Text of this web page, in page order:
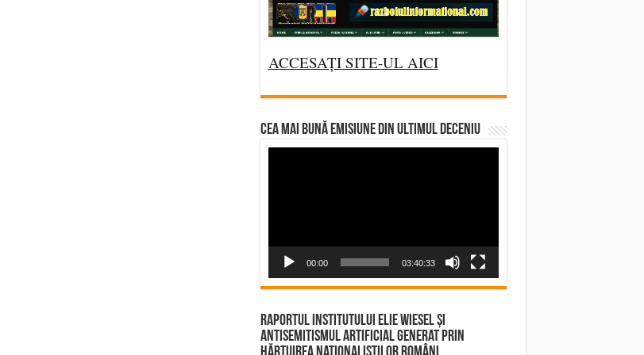
ACCESAȚI SITE-UL AICI
CEA MAI BUNĂ EMISIUNE DIN ULTIMUL DECENIU
00:00 03:40:33
Raportul Institutului Elie Wiesel și
Antisemitismul Artificial Generat prin